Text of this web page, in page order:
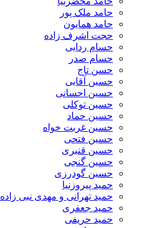
حامد ملک پور
حامد همایون
حجت اشرف زاده
حسام ردایی
حسام صدر
حسن تاج
حسین آقایی
حسین احسانی
حسین توکلی
حسین حماد
حسین غربت خواه
حسین فتحی
حسین قنبری
حسین گنجی
حسین گودرزی
حمید پیروزنیا
حمید تهرانی و مهدی نبی زاده
حمید جعفری
حمید حریفی